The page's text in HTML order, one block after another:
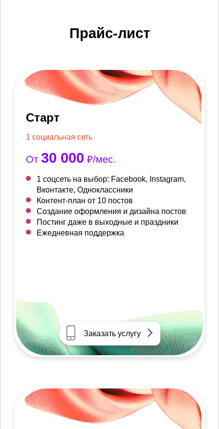
Прайс-лист
Старт
1 социальная сеть
От 30 000 ₽/мес.
1 соцсеть на выбор: Facebook, Instagram,
Вконтакте, Одноклассники
Контент-план от 10 постов
Создание оформления и дизайна постов
Постинг даже в выходные и праздники
Ежедневная поддержка
Заказать услугу